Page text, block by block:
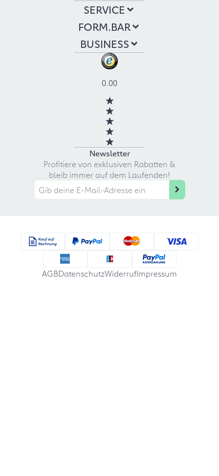
SERVICE
FORM.BAR
BUSINESS
0.00
Newsletter
Profitiere von exklusiven Rabatten &
bleib immer auf dem Laufenden!
AGBDatenschutzWiderrufImpressum